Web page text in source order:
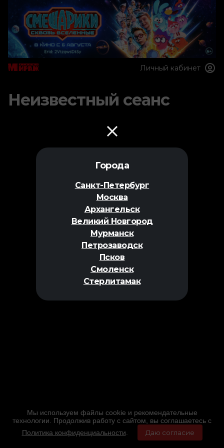
Города
Санкт-Петербург
Москва
Архангельск
Великий Новгород
Мурманск
Петрозаводск
Псков
Смоленск
Стерлитамак
Личный кабинет
Неизвестный сеанс
Мы используем файлы cookie и рекомендательные
технологии. Продолжив работу с сайтом, вы соглашаетесь с
Политика конфиденциальности
Даю согласие